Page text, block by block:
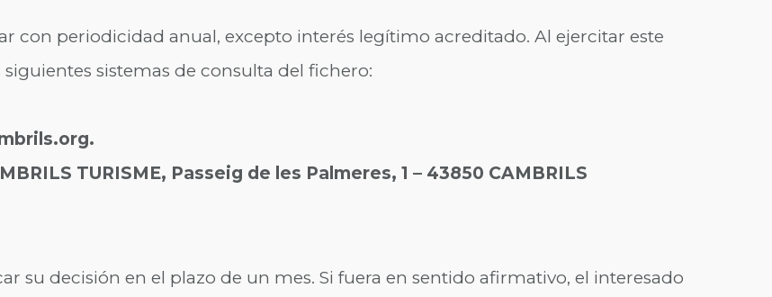
con periodicidad anual, excepto interés legítimo acreditado. Al ejercitar este
sistemas de consulta del fichero:
TURISME, Passeig de les Palmeres, 1 – 43850 CAMBRILS
su decisión en el plazo de un mes. Si fuera en sentido afirmativo, el interesado